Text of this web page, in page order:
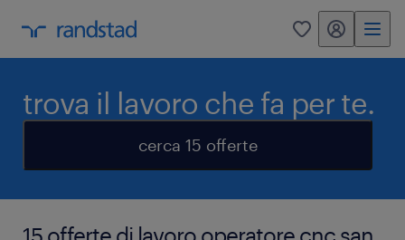
0 my randstad
trova il lavoro che fa per te.
cerca 15 offerte